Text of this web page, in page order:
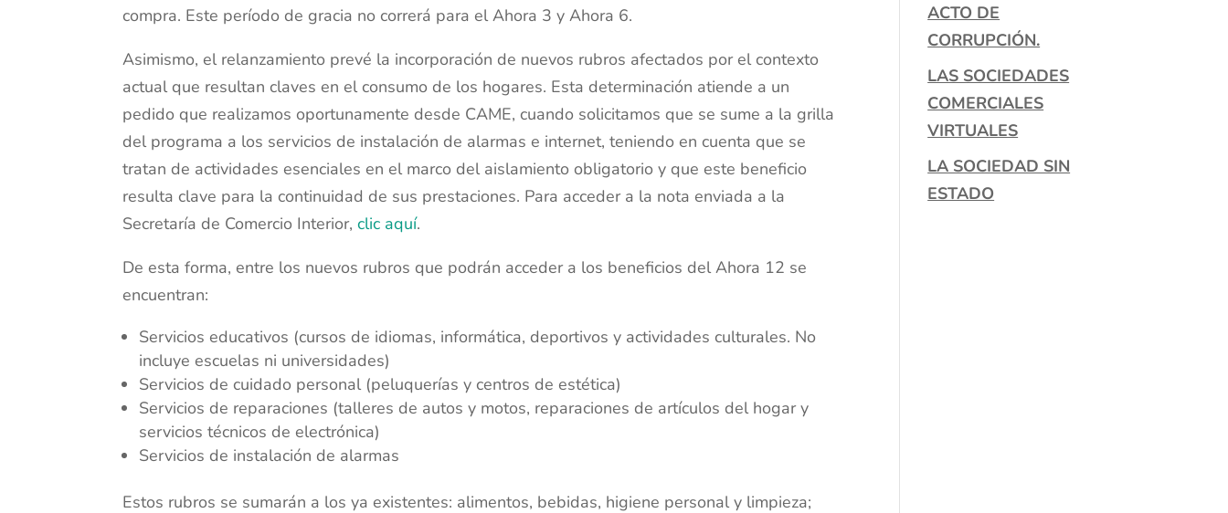
compra. Este período de gracia no correrá para el Ahora 3 y Ahora 6.
Asimismo, el relanzamiento prevé la incorporación de nuevos rubros afectados por el contexto
actual que resultan claves en el consumo de los hogares. Esta determinación atiende a un
pedido que realizamos oportunamente desde CAME, cuando solicitamos que se sume a la grilla
del programa a los servicios de instalación de alarmas e internet, teniendo en cuenta que se
tratan de actividades esenciales en el marco del aislamiento obligatorio y que este beneficio
resulta clave para la continuidad de sus prestaciones. Para acceder a la nota enviada a la
Secretaría de Comercio Interior,clic aquí.
De esta forma, entre los nuevos rubros que podrán acceder a los beneficios del Ahora 12 se
encuentran:
Servicios educativos (cursos de idiomas, informática, deportivos y actividades culturales. No
incluye escuelas ni universidades)
Servicios de cuidado personal (peluquerías y centros de estética)
Servicios de reparaciones (talleres de autos y motos, reparaciones de artículos del hogar y
servicios técnicos de electrónica)
Servicios de instalación de alarmas
Estos rubros se sumarán a los ya existentes: alimentos, bebidas, higiene personal y limpieza;
ACTO DE
CORRUPCIÓN.
LAS SOCIEDADES
COMERCIALES
VIRTUALES
LA SOCIEDAD SIN
ESTADO